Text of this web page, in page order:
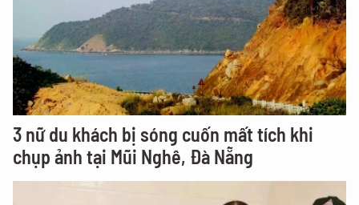
3 nữ du khách bị sóng cuốn mất tích khi
chụp ảnh tại Mũi Nghê, Đà Nẵng